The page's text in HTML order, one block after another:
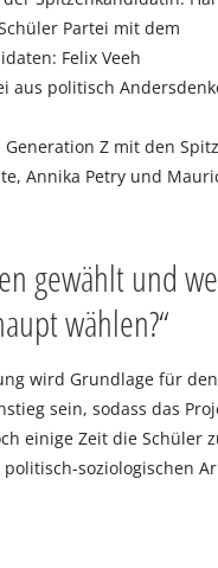
Partei mit dem
Felix Veeh
aus politisch
Generation Z mit den
Annika Petry und
gewählt und
wählen?“
wird Grundlage für
sein, sodass das
einige Zeit die Schüler
soziologischen